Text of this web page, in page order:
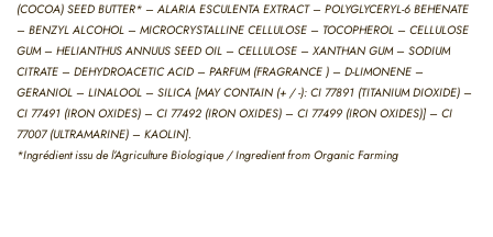
(COCOA) SEED BUTTER* – ALARIA ESCULENTA EXTRACT – POLYGLYCERYL-6 BEHENATE
– BENZYL ALCOHOL – MICROCRYSTALLINE CELLULOSE – TOCOPHEROL – CELLULOSE
GUM – HELIANTHUS ANNUUS SEED OIL – CELLULOSE – XANTHAN GUM – SODIUM
CITRATE – DEHYDROACETIC ACID – PARFUM (FRAGRANCE ) – D-LIMONENE –
GERANIOL – LINALOOL – SILICA [MAY CONTAIN (+ / -): CI 77891 (TITANIUM DIOXIDE) –
CI 77491 (IRON OXIDES) – CI 77492 (IRON OXIDES) – CI 77499 (IRON OXIDES)] – CI
77007 (ULTRAMARINE) – KAOLIN].
*Ingrédient issu de l’Agriculture Biologique / Ingredient from Organic Farming